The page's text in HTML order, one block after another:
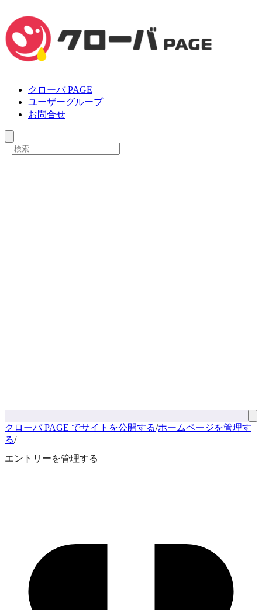
クローバ PAGE
ユーザーグループ
お問合せ
クローバ PAGE でサイトを公開する/ホームページを管理す
る/
エントリーを管理する